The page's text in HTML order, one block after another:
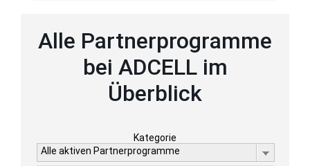
Alle Partnerprogramme
bei ADCELL im
Überblick
Kategorie
Alle aktiven Partnerprogramme